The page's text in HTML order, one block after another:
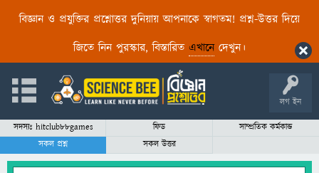
বিজ্ঞান ও প্রযুক্তির প্রশ্নোত্তর দুনিয়ায় আপনাকে স্বাগতম! প্রশ্ন-উত্তর দিয়ে
জিতে নিন পুরস্কার, বিস্তারিত এখানেদেখুন।
লগ ইন
সদস্যঃ hitclub88games ফিড
সাম্প্রতিক কর্মকান্ড
সকল প্রশ্ন
সকল উত্তর